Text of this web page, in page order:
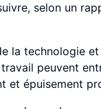
selon un
la technologie
peuvent
et épuisement